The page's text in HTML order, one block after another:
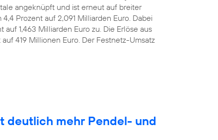
angeknüpft und ist erneut auf breiter
Prozent auf 2,091 Milliarden Euro. Dabei
1,463 Milliarden Euro zu. Die Erlöse aus
419 Millionen Euro. Der Festnetz-Umsatz
deutlich mehr Pendel- und